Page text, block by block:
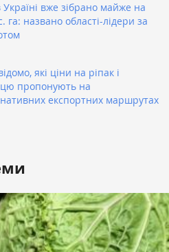
Україні вже зібрано майже на
га: названо області-лідери за
які ціни на ріпак і
пропонують на
експортних маршрутах